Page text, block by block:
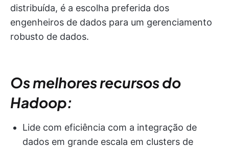
distribuída, é a escolha preferida dos
engenheiros de dados para um gerenciamento
robusto de dados.
Os melhores recursos do
Hadoop:
Lide com eficiência com a integração de
dados em grande escala em clusters de